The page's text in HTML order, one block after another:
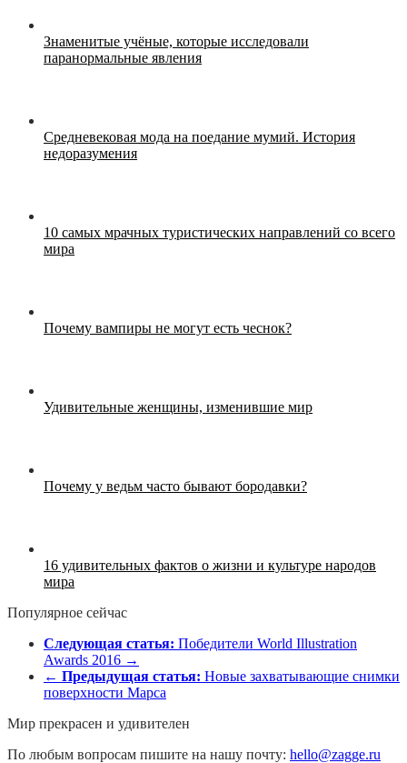
Знаменитые учёные, которые исследовали
паранормальные явления
Средневековая мода на поедание мумий. История
недоразумения
10 самых мрачных туристических направлений со всего
мира
Почему вампиры не могут есть чеснок?
Удивительные женщины, изменившие мир
Почему у ведьм часто бывают бородавки?
16 удивительных фактов о жизни и культуре народов
мира
Популярное сейчас
Следующая статья: Победители World Illustration
Awards 2016 →
← Предыдущая статья: Новые захватывающие снимки
поверхности Марса
Мир прекрасен и удивителен
По любым вопросам пишите на нашу почту: hello@zagge.ru